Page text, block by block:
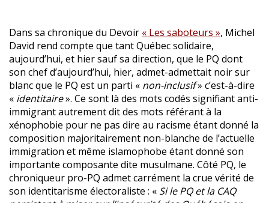
Dans sa chronique du Devoir « Les saboteurs », Michel
David rend compte que tant Québec solidaire,
aujourd’hui, et hier sauf sa direction, que le PQ dont
son chef d’aujourd’hui, hier, admet-admettait noir sur
blanc que le PQ est un parti « non-inclusif» c’est-à-dire
« identitaire». Ce sont là des mots codés signifiant anti-
immigrant autrement dit des mots référant à la
xénophobie pour ne pas dire au racisme étant donné la
composition majoritairement non-blanche de l’actuelle
immigration et même islamophobe étant donné son
importante composante dite musulmane. Côté PQ, le
chroniqueur pro-PQ admet carrément la crue vérité de
son identitarisme électoraliste : « Si le PQ et la CAQ